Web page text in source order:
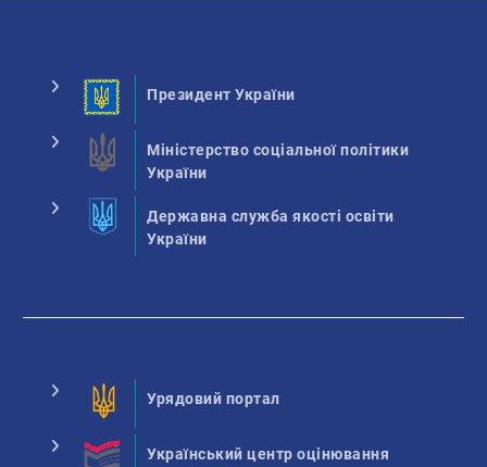
Президент України
Міністерство соціальної політики
України
Державна служба якості освіти
України
Урядовий портал
Український центр оцінювання